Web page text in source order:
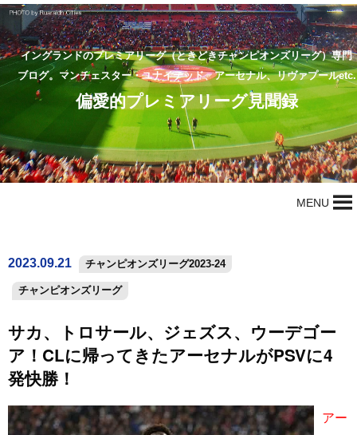
イングランドのプレミアリーグ（ときどきチャンピオンズリーグ）専門
ブログ。マンチェスター・ユナイテッド、アーセナル、リヴァプールetc.
偏愛的プレミアリーグ見聞録
MENU
2023.09.21 チャンピオンズリーグ2023-24
チャンピオンズリーグ
サカ、トロサール、ジェズス、ウーデゴー
ア！CLに帰ってきたアーセナルがPSVに4
発快勝！
アー